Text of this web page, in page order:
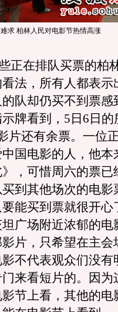
求 柏林人民对电影节热情高涨
正在排队买票的柏
法，所有人都表示
队却仍买不到票感
牌看到， 5 日 6 日
片还有余票。一位
国电影的人，他本
，可惜周六的票已
到其他场次的电影
能买到票就很开心
广场附近浓郁的电
片，只希望在主会
不代表观众们没有
来看短片的。因为
节上看，其他的电